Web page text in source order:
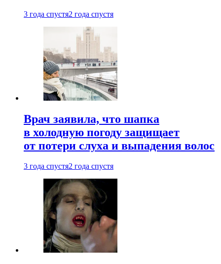
3 года спустя2 года спустя
Врач заявила, что шапка
в холодную погоду защищает
от потери слуха и выпадения волос
3 года спустя2 года спустя